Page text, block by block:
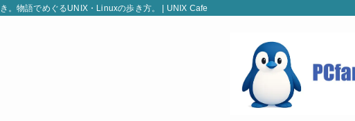
。物語でめぐるUNIX・Linuxの歩き方。 | UNIX Cafe